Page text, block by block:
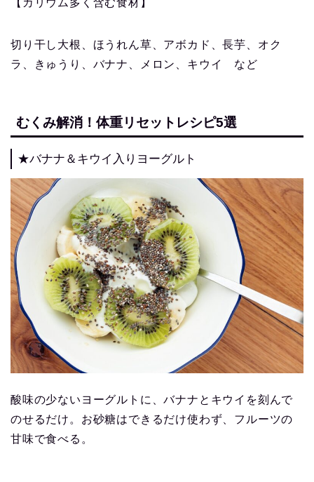
【カリウム多く含む食材】
切り干し大根、ほうれん草、 アボカド、長芋、 オク
ラ、きゅうり、 バナナ、メロン、キウイ など
むくみ解消！体重リセットレシピ5選
★バナナ＆キウイ入りヨーグルト
酸味の少ないヨーグルトに、バナナとキウイを刻んで
のせるだけ。お砂糖はできるだけ使わず、フルーツの
甘味で食べる。